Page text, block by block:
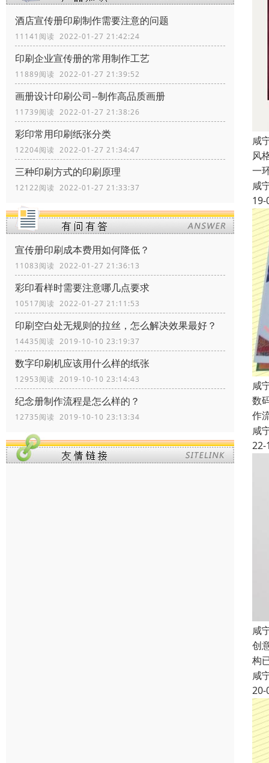
酒店宣传册印刷制作需要注意的问题
11141阅读 2022-01-27 21:42:24
印刷企业宣传册的常用制作工艺
11889阅读 2022-01-27 21:39:52
画册设计印刷公司--制作高品质画册
11739阅读 2022-01-27 21:38:26
彩印常用印刷纸张分类
12204阅读 2022-01-27 21:34:47
三种印刷方式的印刷原理
12122阅读 2022-01-27 21:33:37
宣传册印刷成本费用如何降低？
11083阅读 2022-01-27 21:36:13
彩印看样时需要注意哪几点要求
10517阅读 2022-01-27 21:11:53
印刷空白处无规则的拉丝，怎么解决效果最好？
14435阅读 2019-10-10 23:19:37
数字印刷机应该用什么样的纸张
12953阅读 2019-10-10 23:14:43
纪念册制作流程是怎么样的？
12735阅读 2019-10-10 23:13:34
咸
风
一
咸
19-
咸
数
作
咸
22-
咸
创
构
咸
20-